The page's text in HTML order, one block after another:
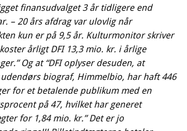
finansudvalget 3 år tidligere end
– 20 års afdrag var ulovlig når
kun er på 9,5 år. Kulturmonitor skriver
årligt DFI 13,3 mio. kr. i årlige
Og at “DFI oplyser desuden, at
udendørs biograf, Himmelbio, har haft 446
for et betalende publikum med en
på 47, hvilket har generet
for 1,84 mio. kr.” Det er jo